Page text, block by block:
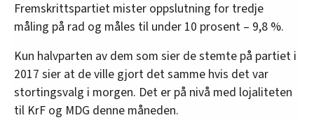
Fremskrittspartiet mister oppslutning for tredje
måling på rad og måles til under 10 prosent – 9,8 %.
Kun halvparten av dem som sier de stemte på partiet i
2017 sier at de ville gjort det samme hvis det var
stortingsvalg i morgen. Det er på nivå med lojaliteten
til KrF og MDG denne måneden.